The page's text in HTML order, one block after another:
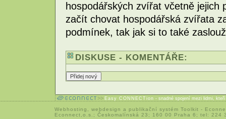
hospodářských zvířat včetně
začít chovat hospodářská zvířata
podmínek, tak jak si to také
DISKUSE - KOMENTÁŘE:
Easy CONNECTion - snadné spojení mezi lidmi,
Webhosting webdesign a publikační systém Toolkit -
Econnect,o.s.; Českomalínská 23; 160 00 Praha 6; tel: 224